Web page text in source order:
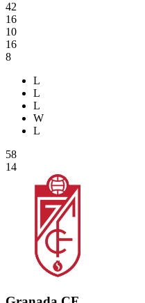
42
16
10
16
8
L
L
L
W
L
58
14